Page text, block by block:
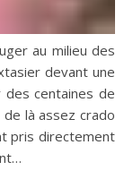
au milieu des
devant une
centaines de
là assez crado
pris directement